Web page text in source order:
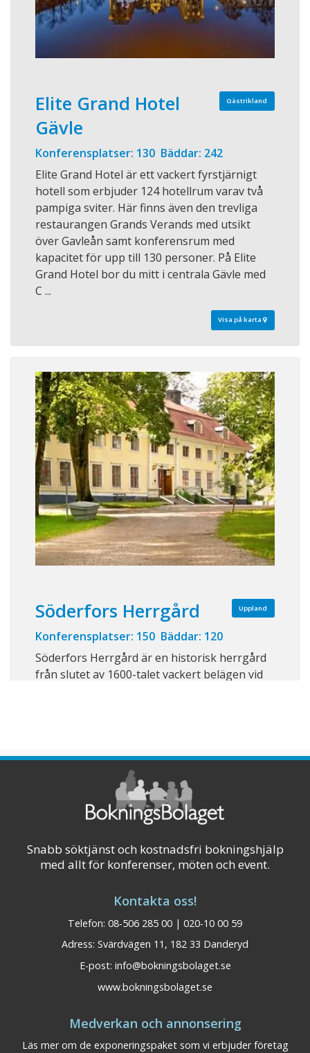
Gästrikland
Elite Grand Hotel
Gävle
Konferensplatser: 130 Bäddar: 242
Elite Grand Hotel är ett vackert fyrstjärnigt
hotell som erbjuder 124 hotellrum varav två
pampiga sviter. Här finns även den trevliga
restaurangen Grands Verands med utsikt
över Gavleån samt konferensrum med
kapacitet för upp till 130 personer. På Elite
Grand Hotel bor du mitt i centrala Gävle med
C ...
Visa på karta
Uppland
Söderfors Herrgård
Konferensplatser: 150 Bäddar: 120
Söderfors Herrgård är en historisk herrgård
från slutet av 1600-talet vackert belägen vid
för konferenser, möten, kickoffe ...
Snabb söktjänst och kostnadsfri bokningshjälp
med allt för konferenser, möten och event.
Kontakta oss!
Telefon: 08-506 285 00 | 020-10 00 59
Adress: Svärdvägen 11, 182 33 Danderyd
E-post: info@bokningsbolaget.se
www.bokningsbolaget.se
Medverkan och annonsering
Läs mer om de exponeringspaket som vi erbjuder företag